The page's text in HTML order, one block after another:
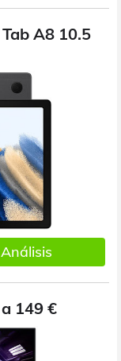
A8 10.5
Análisis
149 €